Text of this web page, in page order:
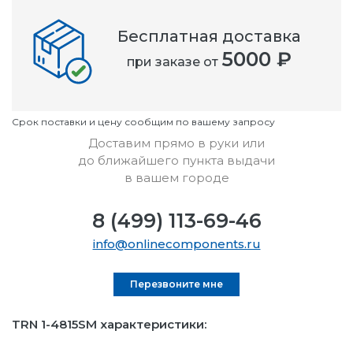
Номенклатурный номер
OC2829884
Cрок поставки и цену сообщим по вашему запросу
TRN 1-4815SM характеристики:
Бесплатная доставка
при заказе от 5000 ₽
Доставим прямо в руки или
до ближайшего пункта выдачи
в вашем городе
8 (499) 113-69-46
info@onlinecomponents.ru
Перезвоните мне